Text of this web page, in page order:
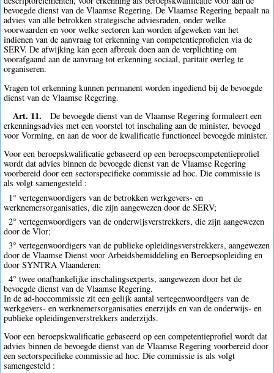
bevoegde dienst van de Vlaamse Regering. De Vlaamse Regering bepaalt na
advies van alle betrokken strategische adviesraden, onder welke
voorwaarden en voor welke sectoren kan worden afgeweken van het
indienen van de aanvraag tot erkenning van competentieprofielen via de
SERV. De afwijking kan geen afbreuk doen aan de verplichting om
voorafgaand aan de aanvraag tot erkenning sociaal, paritair overleg te
organiseren.
Vragen tot erkenning kunnen permanent worden ingediend bij de bevoegde
dienst van de Vlaamse Regering.
Art. 11.
De bevoegde dienst van de Vlaamse Regering formuleert een
erkenningsadvies met een voorstel tot inschaling aan de minister, bevoegd
voor Vorming, en aan de voor de kwalificatie functioneel bevoegde minister.
Voor een beroepskwalificatie gebaseerd op een beroepscompetentieprofiel
wordt dat advies binnen de bevoegde dienst van de Vlaamse Regering
voorbereid door een sectorspecifieke commissie ad hoc. Die commissie is
als volgt samengesteld :
1° vertegenwoordigers van de betrokken werkgevers- en
werknemersorganisaties, die zijn aangewezen door de SERV;
2° vertegenwoordigers van de onderwijsverstrekkers, die zijn aangewezen
door de Vlor;
3° vertegenwoordigers van de publieke opleidingsverstrekkers, aangewezen
door de Vlaamse Dienst voor Arbeidsbemiddeling en Beroepsopleiding en
door SYNTRA Vlaanderen;
4° twee onafhankelijke inschalingsexperts, aangewezen door het de
bevoegde dienst van de Vlaamse Regering.
In de ad-hoccommissie zit een gelijk aantal vertegenwoordigers van de
werkgevers- en werknemersorganisaties enerzijds en van de onderwijs- en
publieke opleidingenverstrekkers anderzijds.
Voor een beroepskwalificatie gebaseerd op een competentieprofiel wordt dat
advies binnen de bevoegde dienst van de Vlaamse Regering voorbereid door
een sectorspecifieke commissie ad hoc. Die commissie is als volgt
samengesteld :